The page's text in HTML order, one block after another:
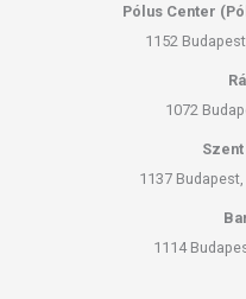
Pólus Center
1152
1072
1137
1114